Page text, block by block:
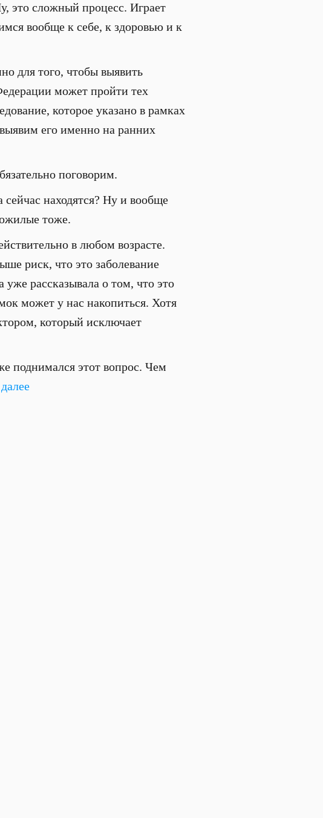
это сложный процесс. Играет
вообще к себе, к здоровью и к
для того, чтобы выявить
может пройти тех
которое указано в рамках
его именно на ранних
поговорим.
находятся? Ну и вообще
тоже.
в любом возрасте.
риск, что это заболевание
рассказывала о том, что это
может у нас накопиться. Хотя
который исключает
поднимался этот вопрос. Чем